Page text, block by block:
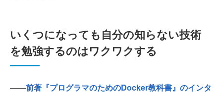
いくつになっても自分の知らない技術
を勉強するのはワクワクする
――前著『プログラマのためのDocker教科書』のインタ